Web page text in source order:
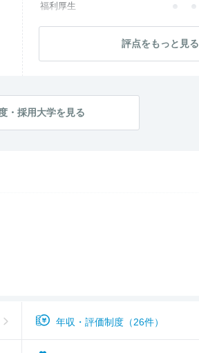
評点をもっと見る
福利厚生
社員・管理職
社風・文化
・採用大学を見る
年収・評価制度（26件）